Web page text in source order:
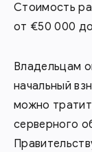
Стоимость
от €50 000
Владельцам
начальный
можно
серверного